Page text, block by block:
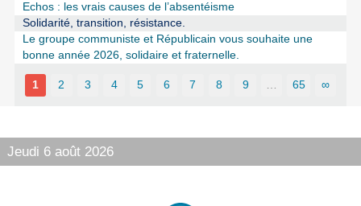
Echos : les vrais causes de l’absentéisme
Solidarité, transition, résistance.
Le groupe communiste et Républicain vous souhaite une
bonne année 2026, solidaire et fraternelle.
1 2 3 4 5 6 7 8 9 65 ∞
Jeudi 6 août 2026